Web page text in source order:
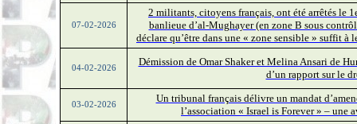
07-02-2026
2 militants, citoyens français, ont été arrêtés le
banlieue d’al-Mughayer (en zone B sous
déclare qu’être dans une « zone sensible » suffit
04-02-2026
Démission de Omar Shaker et Melina Ansari de
d’un rapport sur le
03-02-2026
Un tribunal français délivre un mandat
l’association « Israel is Forever » – une